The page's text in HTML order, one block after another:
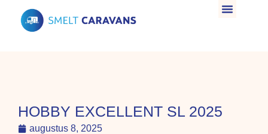
HOBBY EXCELLENT SL 2025
augustus 8, 2025